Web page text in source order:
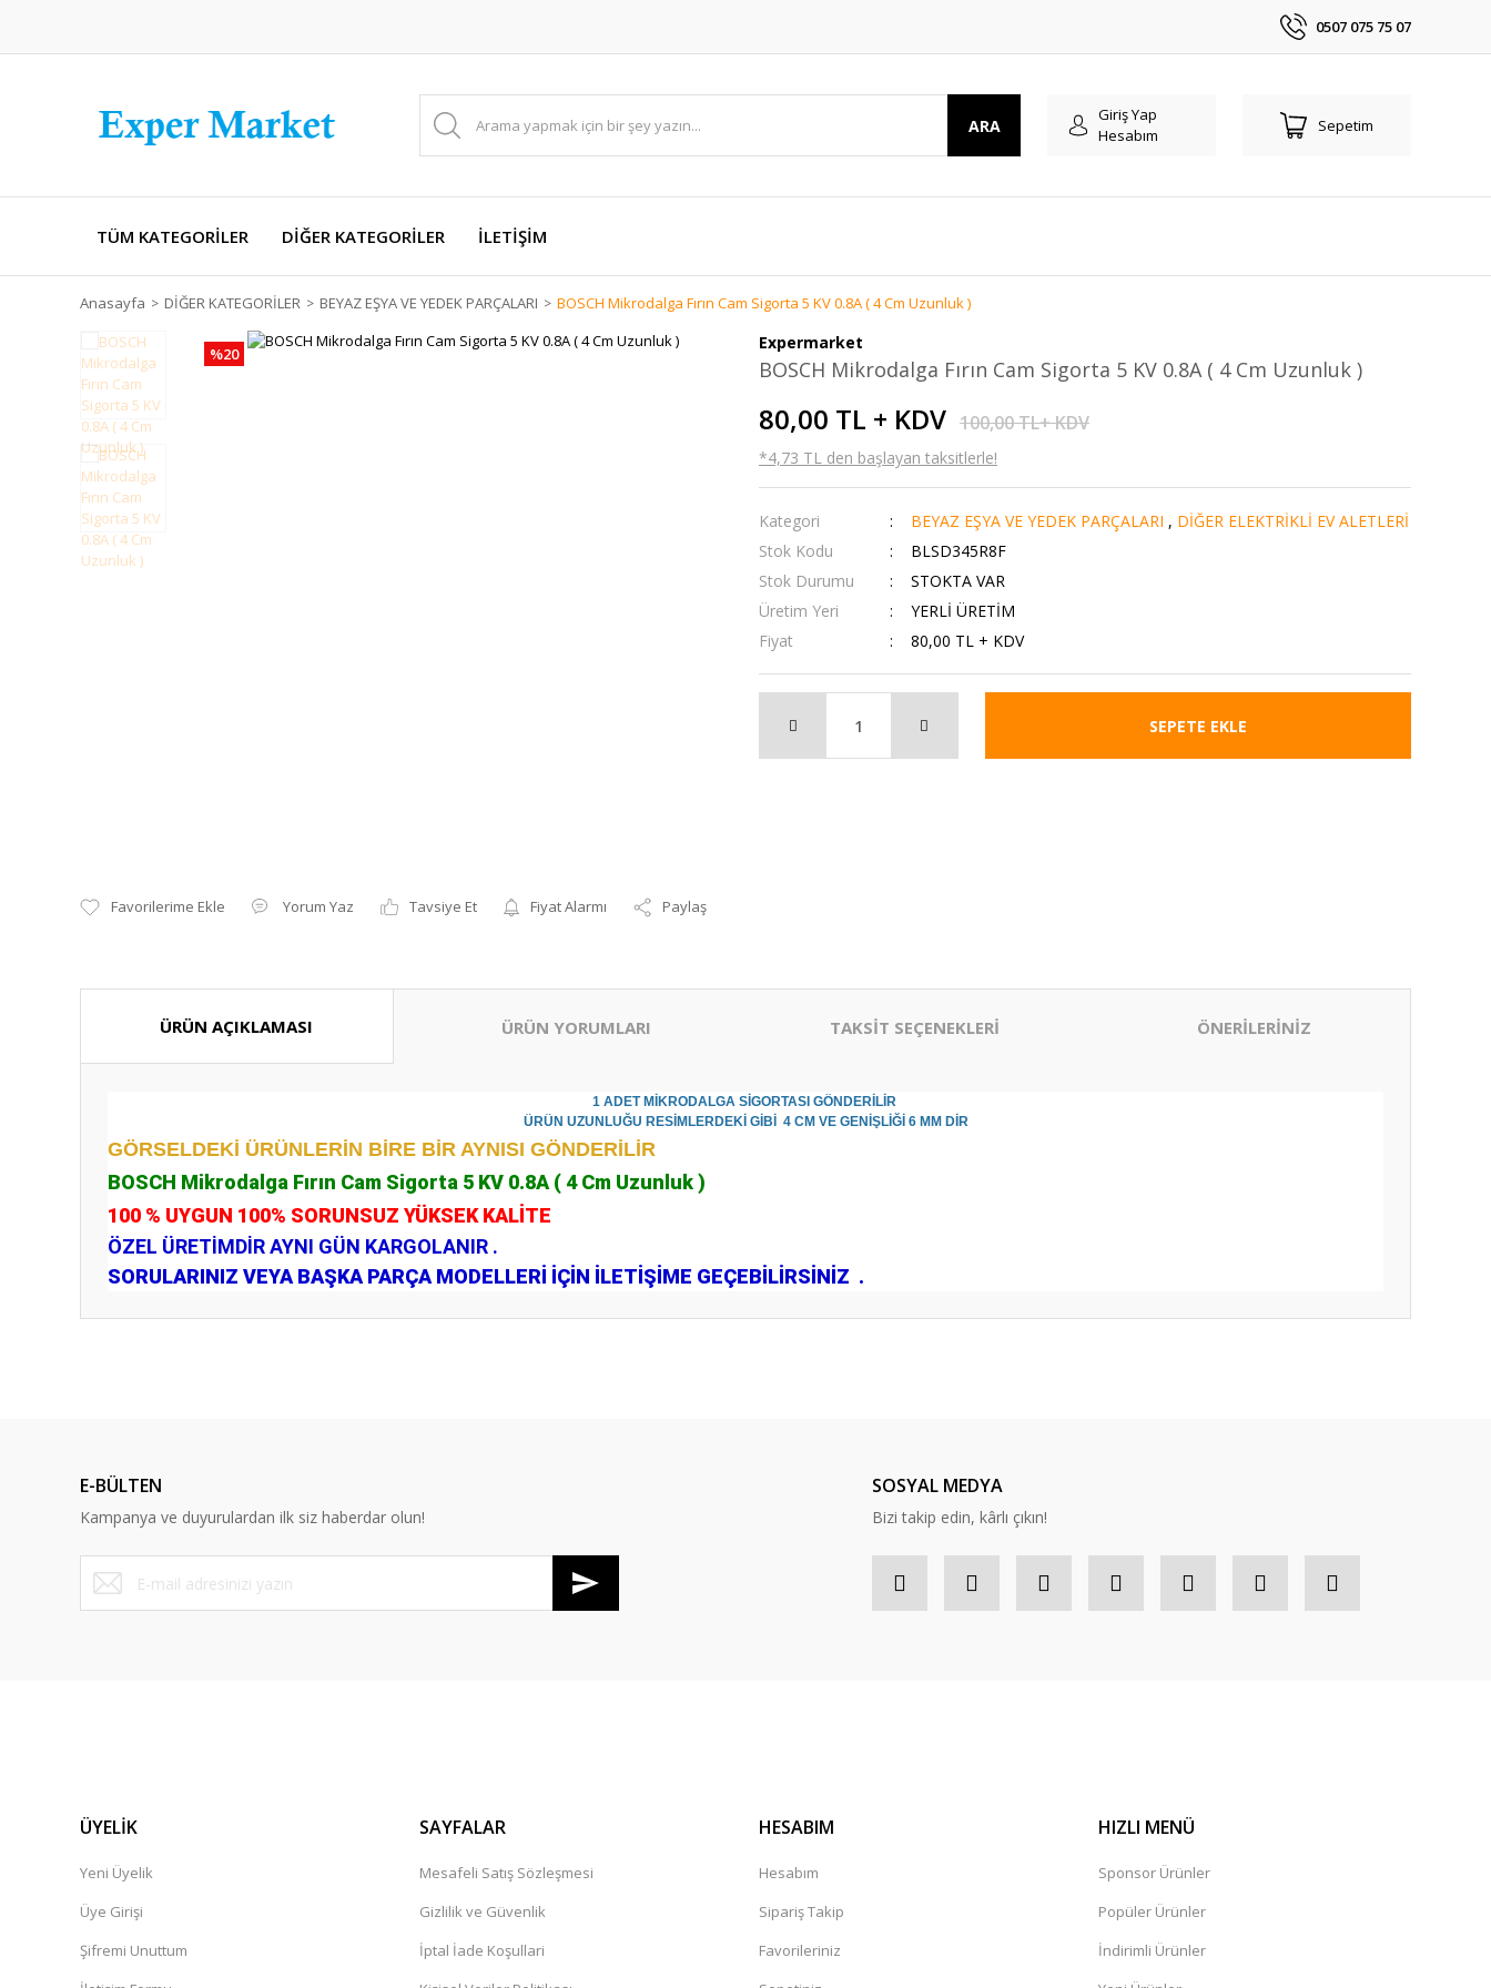
0507 075 75 07
ARA
Giriş Yap
Hesabım
Sepetim
TÜM KATEGORİLER DİĞER KATEGORİLER İLETİŞİM
Anasayfa DİĞER KATEGORİLER BEYAZ EŞYA VE YEDEK PARÇALARI BOSCH Mikrodalga Fırın Cam Sigorta 5 KV 0.8A ( 4 Cm Uzunluk )
%20
Yorum Yaz Tavsiye Et Fiyat Alarmı Paylaş
Expermarket
BOSCH Mikrodalga Fırın Cam Sigorta 5 KV 0.8A ( 4 Cm Uzunluk )
80,00 TL + KDV 100,00 TL+ KDV
*4,73 TL den başlayan taksitlerle!
Kategori BEYAZ EŞYA VE YEDEK PARÇALARI , DİĞER ELEKTRİKLİ EV ALETLERİ
Stok Kodu
BLSD345R8F
Stok Durumu
STOKTA VAR
Üretim Yeri
YERLİ ÜRETİM
Fiyat
80,00 TL + KDV
SEPETE EKLE
ÜRÜN AÇIKLAMASI ÜRÜN YORUMLARI TAKSİT SEÇENEKLERİ ÖNERİLERİNİZ
1 ADET MİKRODALGA SİGORTASI GÖNDERİLİR
ÜRÜN UZUNLUĞU RESİMLERDEKİ GİBİ 4 CM VE GENİŞLİĞİ 6 MM DİR
GÖRSELDEKİ ÜRÜNLERİN BİRE BİR AYNISI GÖNDERİLİR
BOSCH Mikrodalga Fırın Cam Sigorta 5 KV 0.8A ( 4 Cm Uzunluk )
100 % UYGUN 100% SORUNSUZ YÜKSEK KALİTE
ÖZEL ÜRETİMDİR AYNI GÜN KARGOLANIR .
SORULARINIZ VEYA BAŞKA PARÇA MODELLERİ İÇİN İLETİŞİME GEÇEBİLİRSİNİZ .
Ürün bilgilerinde hatalar bulunuyor.
Ürün fiyatı diğer sitelerden daha pahalı.
Bu ürüne benzer farklı alternatifler olmalı.
E-BÜLTEN
Kampanya ve duyurulardan ilk siz haberdar olun!
SOSYAL MEDYA
Bizi takip edin, kârlı çıkın!
ÜYELİK
Yeni Üyelik
Üye Girişi
Şifremi Unuttum
SAYFALAR
Mesafeli Satış Sözleşmesi
Gizlilik ve Güvenlik
İptal İade Koşullari
HESABIM
Hesabım
Sipariş Takip
Favorileriniz
HIZLI MENÜ
Sponsor Ürünler
Popüler Ürünler
İndirimli Ürünler